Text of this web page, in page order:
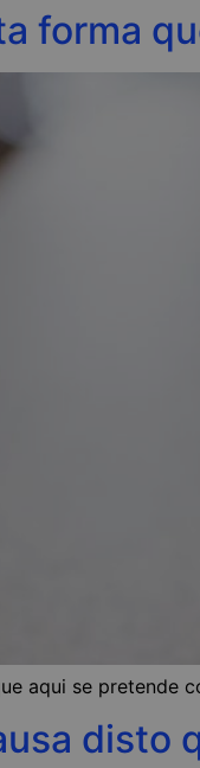
forma
aqui se pretende
disto